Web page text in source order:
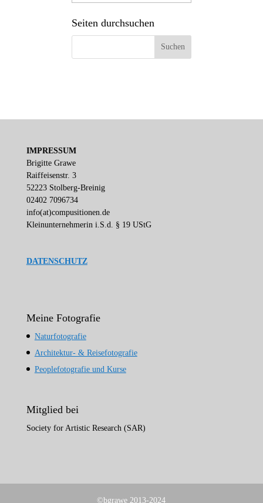
Seiten durchsuchen
IMPRESSUM
Brigitte Grawe
Raiffeisenstr. 3
52223 Stolberg-Breinig
02402 7096734
info(at)compusitionen.de
Kleinunternehmerin i.S.d. § 19 UStG
DATENSCHUTZ
Meine Fotografie
Naturfotografie
Architektur- & Reisefotografie
Peoplefotografie und Kurse
Mitglied bei
Society for Artistic Research (SAR)
©bgrawe 2013-2024